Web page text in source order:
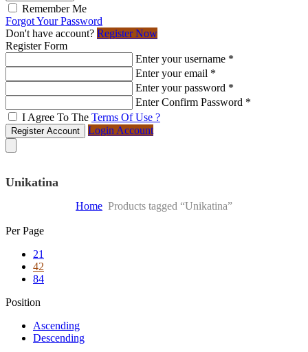
Remember Me
Forgot Your Password
Don't have account? Register Now
Register Form
Enter your username *
Enter your email *
Enter your password *
Enter Confirm Password *
I Agree To The Terms Of Use ?
Register Account Login Account
Unikatina
Home Products tagged “Unikatina”
Skip
content
Per Page
21
42
84
Position
Ascending
Descending